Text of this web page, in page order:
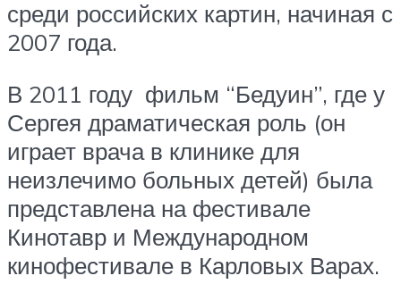
среди российских картин, начиная с
2007 года.
В 2011 году фильм “Бедуин”, где у
Сергея драматическая роль (он
играет врача в клинике для
неизлечимо больных детей) была
представлена на фестивале
Кинотавр и Международном
кинофестивале в Карловых Варах.